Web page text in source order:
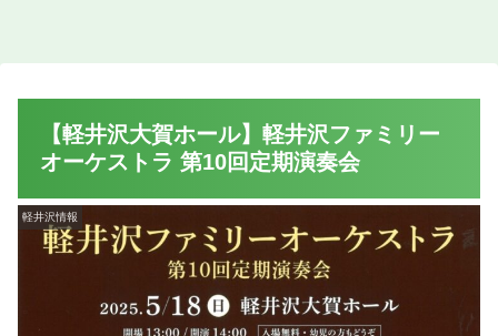
【軽井沢大賀ホール】軽井沢ファミリー
オーケストラ 第10回定期演奏会
軽井沢情報